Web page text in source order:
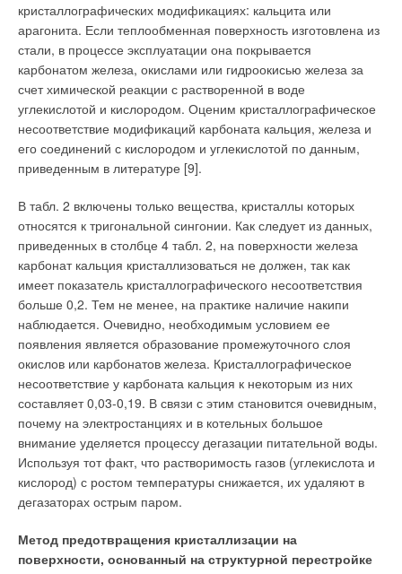
кристаллографических модификациях: кальцита или
арагонита. Если теплообменная поверхность изготовлена из
стали, в процессе эксплуатации она покрывается
карбонатом железа, окислами или гидроокисью железа за
счет химической реакции с растворенной в воде
углекислотой и кислородом. Оценим кристаллографическое
несоответствие модификаций карбоната кальция, железа и
его соединений с кислородом и углекислотой по данным,
приведенным в литературе [9].
В табл. 2 включены только вещества, кристаллы которых
относятся к тригональной сингонии. Как следует из данных,
приведенных в столбце 4 табл. 2, на поверхности железа
карбонат кальция кристаллизоваться не должен, так как
имеет показатель кристаллографического несоответствия
больше 0,2. Тем не менее, на практике наличие накипи
наблюдается. Очевидно, необходимым условием ее
появления является образование промежуточного слоя
окислов или карбонатов железа. Кристаллографическое
несоответствие у карбоната кальция к некоторым из них
составляет 0,03-0,19. В связи с этим становится очевидным,
почему на электростанциях и в котельных большое
внимание уделяется процессу дегазации питательной воды.
Используя тот факт, что растворимость газов (углекислота и
кислород) с ростом температуры снижается, их удаляют в
дегазаторах острым паром.
Метод предотвращения кристаллизации на
поверхности, основанный на структурной перестройке